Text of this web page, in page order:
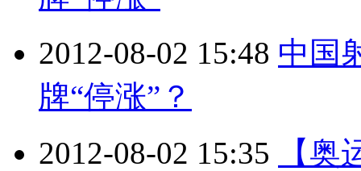
2012-08-02 15:48 中国
牌“停涨”？
2012-08-02 15:35
【